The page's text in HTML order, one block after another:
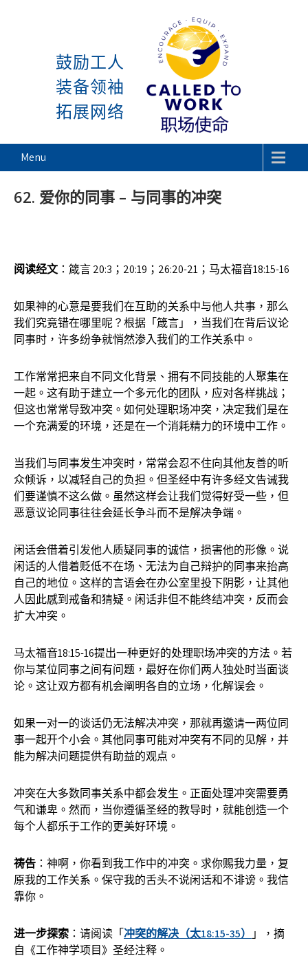
Called To Work
鼓励工人
装备领袖
拓展网络
Menu
62. 爱你的同事 – 与同事的冲突
阅读经文 ：箴言 20:3；20:19；26:20-21；马太福音18:15-16
如果神的心意是要我们在互助的关系中与他人共事，那么
我们究竟错在哪里呢？根据「箴言」，当我们在背后议论
同事时，许多纷争就悄然渗入我们的工作关系中。
工作常常把来自不同文化背景、拥有不同技能的人聚集在
一起。这有助于建立一个多元化的团队，应对各样挑战；
但这也常常导致冲突。如何处理职场冲突，决定我们是在
一个充满爱的环境，还是在一个消耗精力的环境中工作。
当我们与同事发生冲突时，常常会忍不住向其他友善的听
众倾诉，以减轻自己的负担。但圣经中有许多经文告诫我
们要谨慎不这么做。虽然这样会让我们觉得好受一些，但
恶意议论同事往往会延长争斗而不是解决争端。
闲话会借着引发他人质疑同事的诚信，损害他的形像。说
闲话的人借着贬低不在场、无法为自己辩护的同事来抬高
自己的地位。这样的言语会在办公室里投下阴影，让其他
人因此感到戒备和猜疑。闲话非但不能终结冲突，反而会
扩大冲突。
马太福音18:15-16提出一种更好的处理职场冲突的方法。若
你与某位同事之间有问题，最好在你们两人独处时当面谈
论。这让双方都有机会阐明各自的立场，化解误会。
如果一对一的谈话仍无法解决冲突，那就再邀请一两位同
事一起开个小会。其他同事可能对冲突有不同的见解，并
能为解决问题提供有助益的观点。
冲突在大多数同事关系中都会发生。正面处理冲突需要勇
气和谦卑。然而，当你遵循圣经的教导时，就能创造一个
每个人都乐于工作的更美好环境。
祷告 ：神啊，你看到我工作中的冲突。求你赐我力量，复
原我的工作关系。保守我的舌头不说闲话和不诽谤。我信
靠你。
进一步探索 ：请阅读「冲突的解决（太18:15-35）
」，摘
自《工作神学项目》圣经注释。